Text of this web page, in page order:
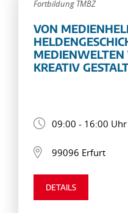
Fortbildung TMBZ
VON
MEDIENWELTEN
KREATIV
09:00 - 16:00 Uhr
99096 Erfurt
DETAILS